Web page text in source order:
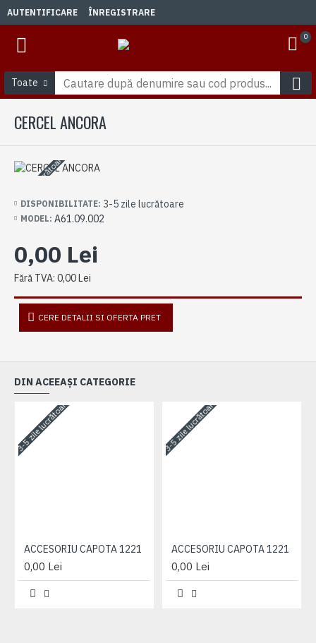
AUTENTIFICARE ÎNREGISTRARE
0
Toate
CERCEL ANCORA
3-5 zile lucrătoare
DISPONIBILITATE: 3-5 zile lucrătoare
MODEL: A61.09.002
0,00 Lei
Fără TVA: 0,00 Lei
CERE DETALII SI OFERTA PRET
DIN ACEEAȘI CATEGORIE
3-5 zile lucrătoare
ACCESORIU CAPOTA 1221
0,00 Lei
3-5 zile lucrătoare
ACCESORIU CAPOTA 1221
0,00 Lei